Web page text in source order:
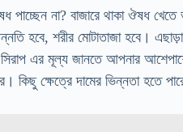
না? বাজারে থাকা ঔষধ খেতে
হবে, শরীর মোটাতাজা হবে।
সিরাপ এর মূল্য জানতে আপনার
কিছু ক্ষেত্রে দামের ভিন্নতা হতে